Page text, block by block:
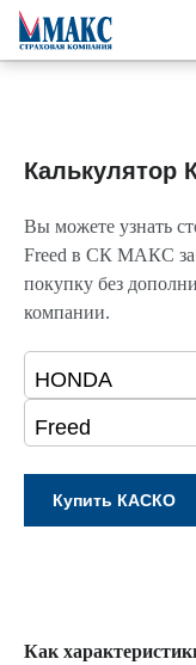
Калькулятор
Вы можете узнать
Freed в СК МАКС за
покупку без
компании.
Как